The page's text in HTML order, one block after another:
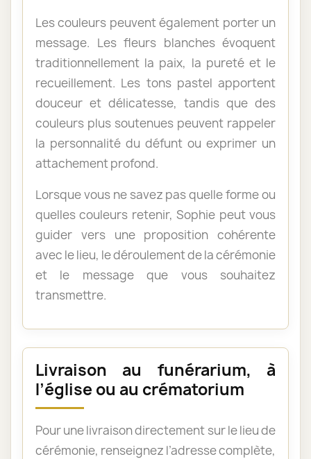
Les couleurs peuvent également porter un
message. Les fleurs blanches évoquent
traditionnellement la paix, la pureté et le
recueillement. Les tons pastel apportent
douceur et délicatesse, tandis que des
couleurs plus soutenues peuvent rappeler
la personnalité du défunt ou exprimer un
attachement profond.
Lorsque vous ne savez pas quelle forme ou
quelles couleurs retenir, Sophie peut vous
guider vers une proposition cohérente
avec le lieu, le déroulement de la cérémonie
et le message que vous souhaitez
transmettre.
Livraison au funérarium, à
l’église ou au crématorium
Pour une livraison directement sur le lieu de
cérémonie, renseignez l’adresse complète,